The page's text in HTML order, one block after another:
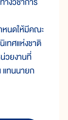
หนดให้มีคณะ
เทศแห่งชาติ
วยงานที่
แทนนายก